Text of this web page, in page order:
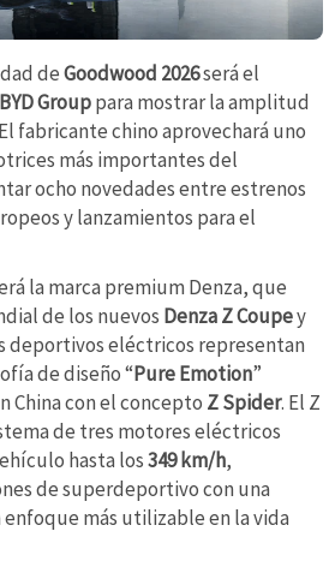
deGoodwood 2026será el
BYD Grouppara mostrar la amplitud
fabricante chino aprovechará uno
más importantes del
ocho novedades entre estrenos
y lanzamientos para el
la marca premium Denza, que
de los nuevos Denza Z Coupey
deportivos eléctricos representan
de diseño “Pure Emotion”
China con el concepto Z Spider. El Z
de tres motores eléctricos
hasta los349 km/h,
de superdeportivo con una
más utilizable en la vida